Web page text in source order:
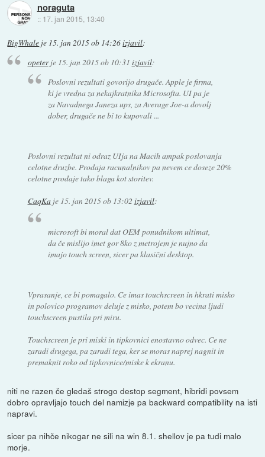
noraguta
:: 17. jan 2015, 13:40
BigWhale je 15. jan 2015 ob 14:26izjavil:
opeterje 15. jan 2015 ob 10:31 izjavil:
Poslovni rezultati govorijo drugače. Apple je firma,
ki je vredna za nekajkratnika Microsofta. UI pa je
za Navadnega Janeza ups, za Average Joe-a dovolj
dober, drugače ne bi to kupovali ...
Poslovni rezultat ni odraz UIja na Macih ampak poslovanja
celotne druzbe. Prodaja racunalnikov pa nevem ce doseze 20%
celotne prodaje tako blaga kot storitev.
CaqKaje 15. jan 2015 ob 13:02 izjavil:
microsoft bi moral dat OEM ponudnikom ultimat,
da če mislijo imet gor 8ko z metrojem je nujno da
imajo touch screen, sicer pa klasični desktop.
Vprasanje, ce bi pomagalo. Ce imas touchscreen in hkrati misko
in polovico programov deluje z misko, potem bo vecina ljudi
touchscreen pustila pri miru.
Touchscreen je pri miski in tipkovnici enostavno odvec. Ce ne
zaradi drugega, pa zaradi tega, ker se moras naprej nagnit in
premaknit roko od tipkovnice/miske k ekranu.
niti ne razen če gledaš strogo destop segment, hibridi povsem
dobro opravljajo touch del namizje pa backward compatibility na isti
napravi.
sicer pa nihče nikogar ne sili na win 8.1. shellov je pa tudi malo
morje.